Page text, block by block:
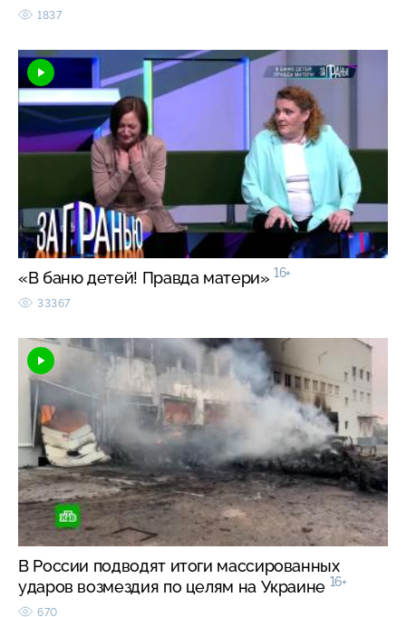
1837
«В баню детей! Правда матери» 16+
33367
В России подводят итоги массированных
ударов возмездия по целям на Украине 16+
670